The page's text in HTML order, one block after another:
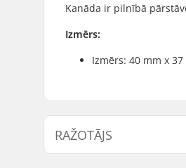
Kanāda ir pilnībā
Izmērs:
Izmērs: 40 mm x 37
RAŽOTĀJS